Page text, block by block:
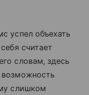
успел объехать
считает
словам, здесь
слишком